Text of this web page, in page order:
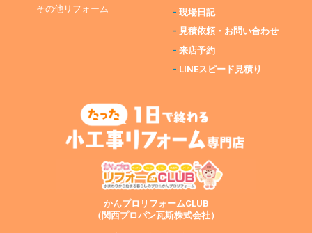
その他リフォーム
-現場日記
- 見積依頼・お問い合わせ
-来店予約
- LINEスピード見積り
かんプロリフォームCLUB
（関西プロパン瓦斯株式会社）